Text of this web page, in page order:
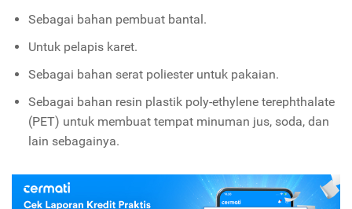
Sebagai bahan pembuat bantal.
Untuk pelapis karet.
Sebagai bahan serat poliester untuk pakaian.
Sebagai bahan resin plastik poly-ethylene terephthalate
(PET) untuk membuat tempat minuman jus, soda, dan
lain sebagainya.